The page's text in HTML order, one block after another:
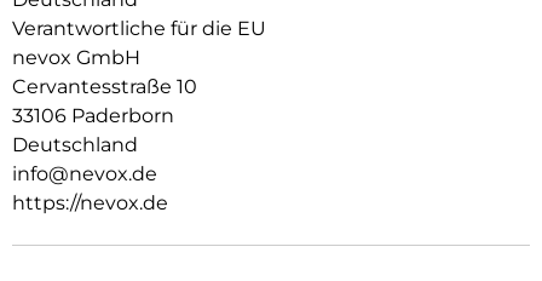
Hochwertiges Schmutzabweisendes Material und
Schockproof durch eingearbeitete Luftpolster in den Ecken.
Verantwortliche für die EU
nevox GmbH
Cervantesstraße 10
33106 Paderborn
Deutschland
info@nevox.de
https://nevox.de